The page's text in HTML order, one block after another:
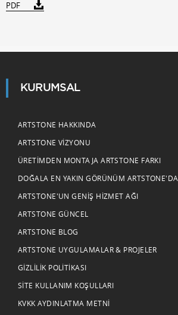
PDF
KURUMSAL
ARTSTONE HAKKINDA
ARTSTONE VIZYONU
ÜRETIMDEN MONTAJA ARTSTONE FARKI
DOĞALA EN YAKIN GÖRÜNÜM ARTSTONE'DA
ARTSTONE'UN GENIŞ HIZMET AĞI
ARTSTONE GÜNCEL
ARTSTONE BLOG
ARTSTONE UYGULAMALAR & PROJELER
GIZLILIK POLITIKASI
SITE KULLANIM KOŞULLARI
KVKK AYDINLATMA METNI